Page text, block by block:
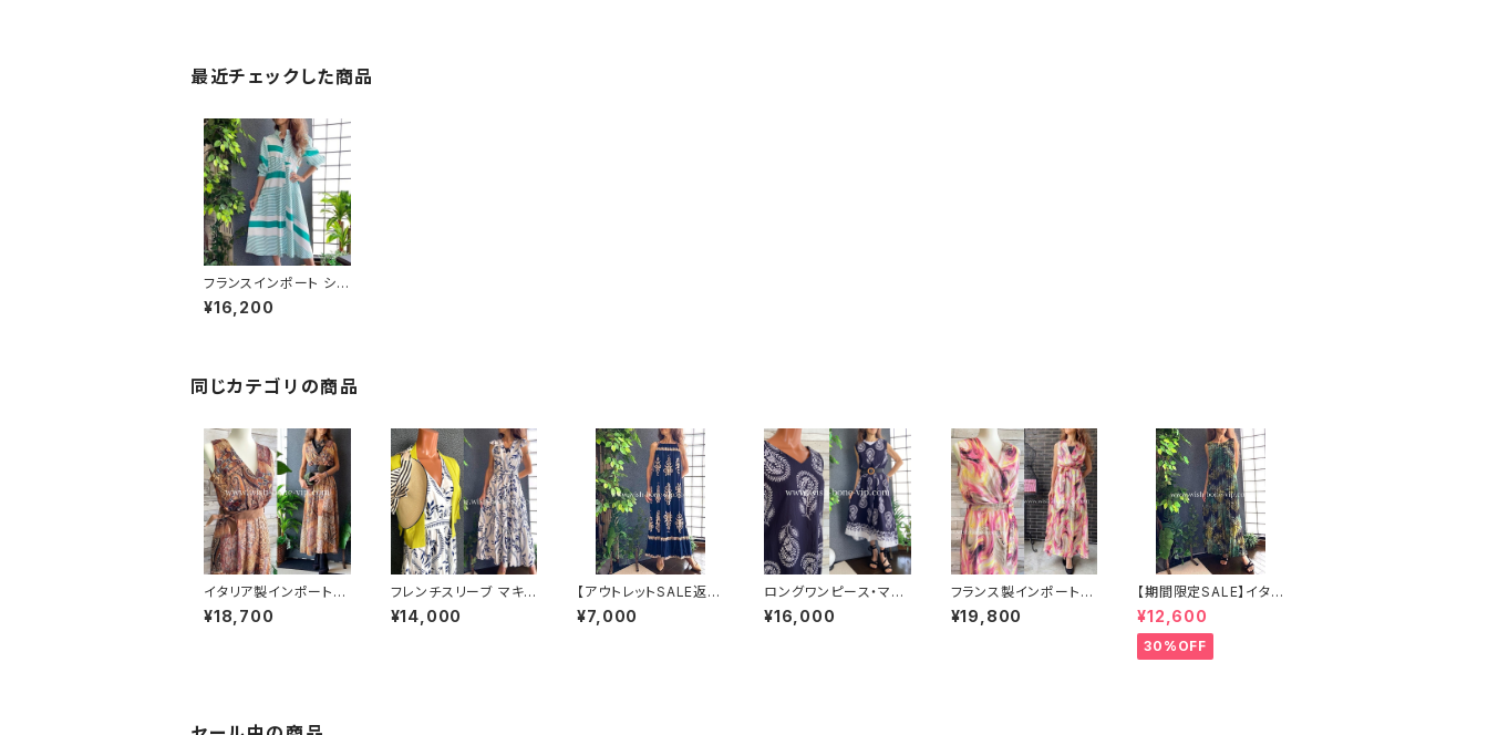
最近チェックした商品
フランスインポート シャ
ツワンピース｜スタンド
カラー＆長袖ロング丈・
¥16,200
同じカテゴリの商品
イタリア製インポートロ
ングドレス｜エスニッ
ク・オリエンタル柄 マキ
¥18,700
フレンチスリーブ マキシ
ワンピース｜リーフプリ
ント フレア袖 ウエスト
¥14,000
【アウトレットSALE返品
交換不可8/20まで】イ
タリア製マキシワンピー
¥7,000
ロングワンピース・マキ
シワンピース・サラッと
軽やか春夏ワンピース・
¥16,000
フランス製インポートロ
ングワンピース・マキシ
ドレス｜FIFILLES PAR
¥19,800
【期間限定SALE】イタリ
ア製インポートワンピー
ス Made in ITALY マ
キシワンピース｜｜シフ
ォン系プリーツ ロング
¥12,600
30%OFF